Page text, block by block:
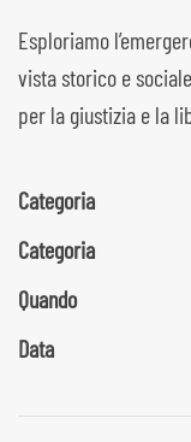
Esploriamo
vista storico e
per la giustizia e la
Categoria
Categoria
Quando
Data